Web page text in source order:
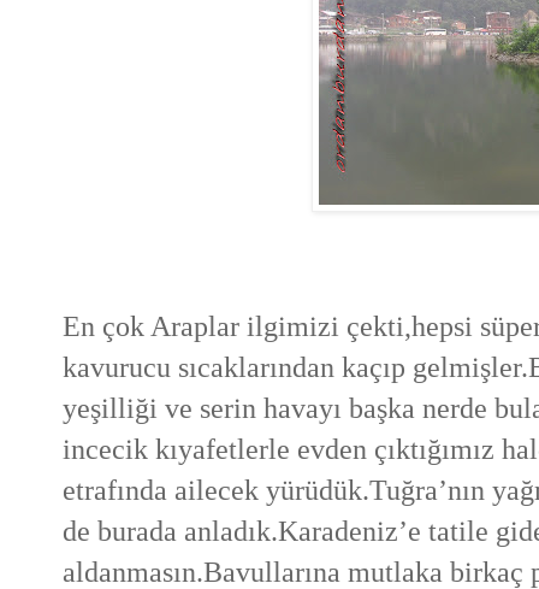
En çok Araplar ilgimizi çekti,hepsi
kavurucu sıcaklarından kaçıp
yeşilliği ve serin havayı başka nerde
incecik kıyafetlerle evden çıktığımız
etrafında ailecek yürüdük.Tuğra’nın
de burada anladık.Karadeniz’e tatile
aldanmasın.Bavullarına mutlaka birkaç